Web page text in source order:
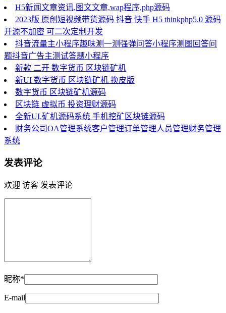
H5新闻文章资讯,图文文章,wap程序,php源码
2023版 原创短视频带货源码 抖音 快手 H5 thinkphp5.0 源码
开源不加密 可二次定制开发
抖音流量主小程序趣味测一测强弹问答小程序测图回答问
题抖音广告主测试答题小程序
新款 二开 数字货币 区块链矿机
新UI 数字货币 区块链矿机 换皮版
数字货币 区块链矿机源码
区块链 虚拟币 投资理财源码
全新UI,矿机源码系统 手机挖矿区块链源码
财务公司OA管理系统客户管理订单管理人员管理财务管理
系统
发表评论
欢迎 访客 发表评论
昵称*
E-mail